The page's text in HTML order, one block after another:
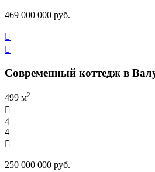
469 000 000 руб.


Современный коттедж в
499 м2

4
4

250 000 000 руб.